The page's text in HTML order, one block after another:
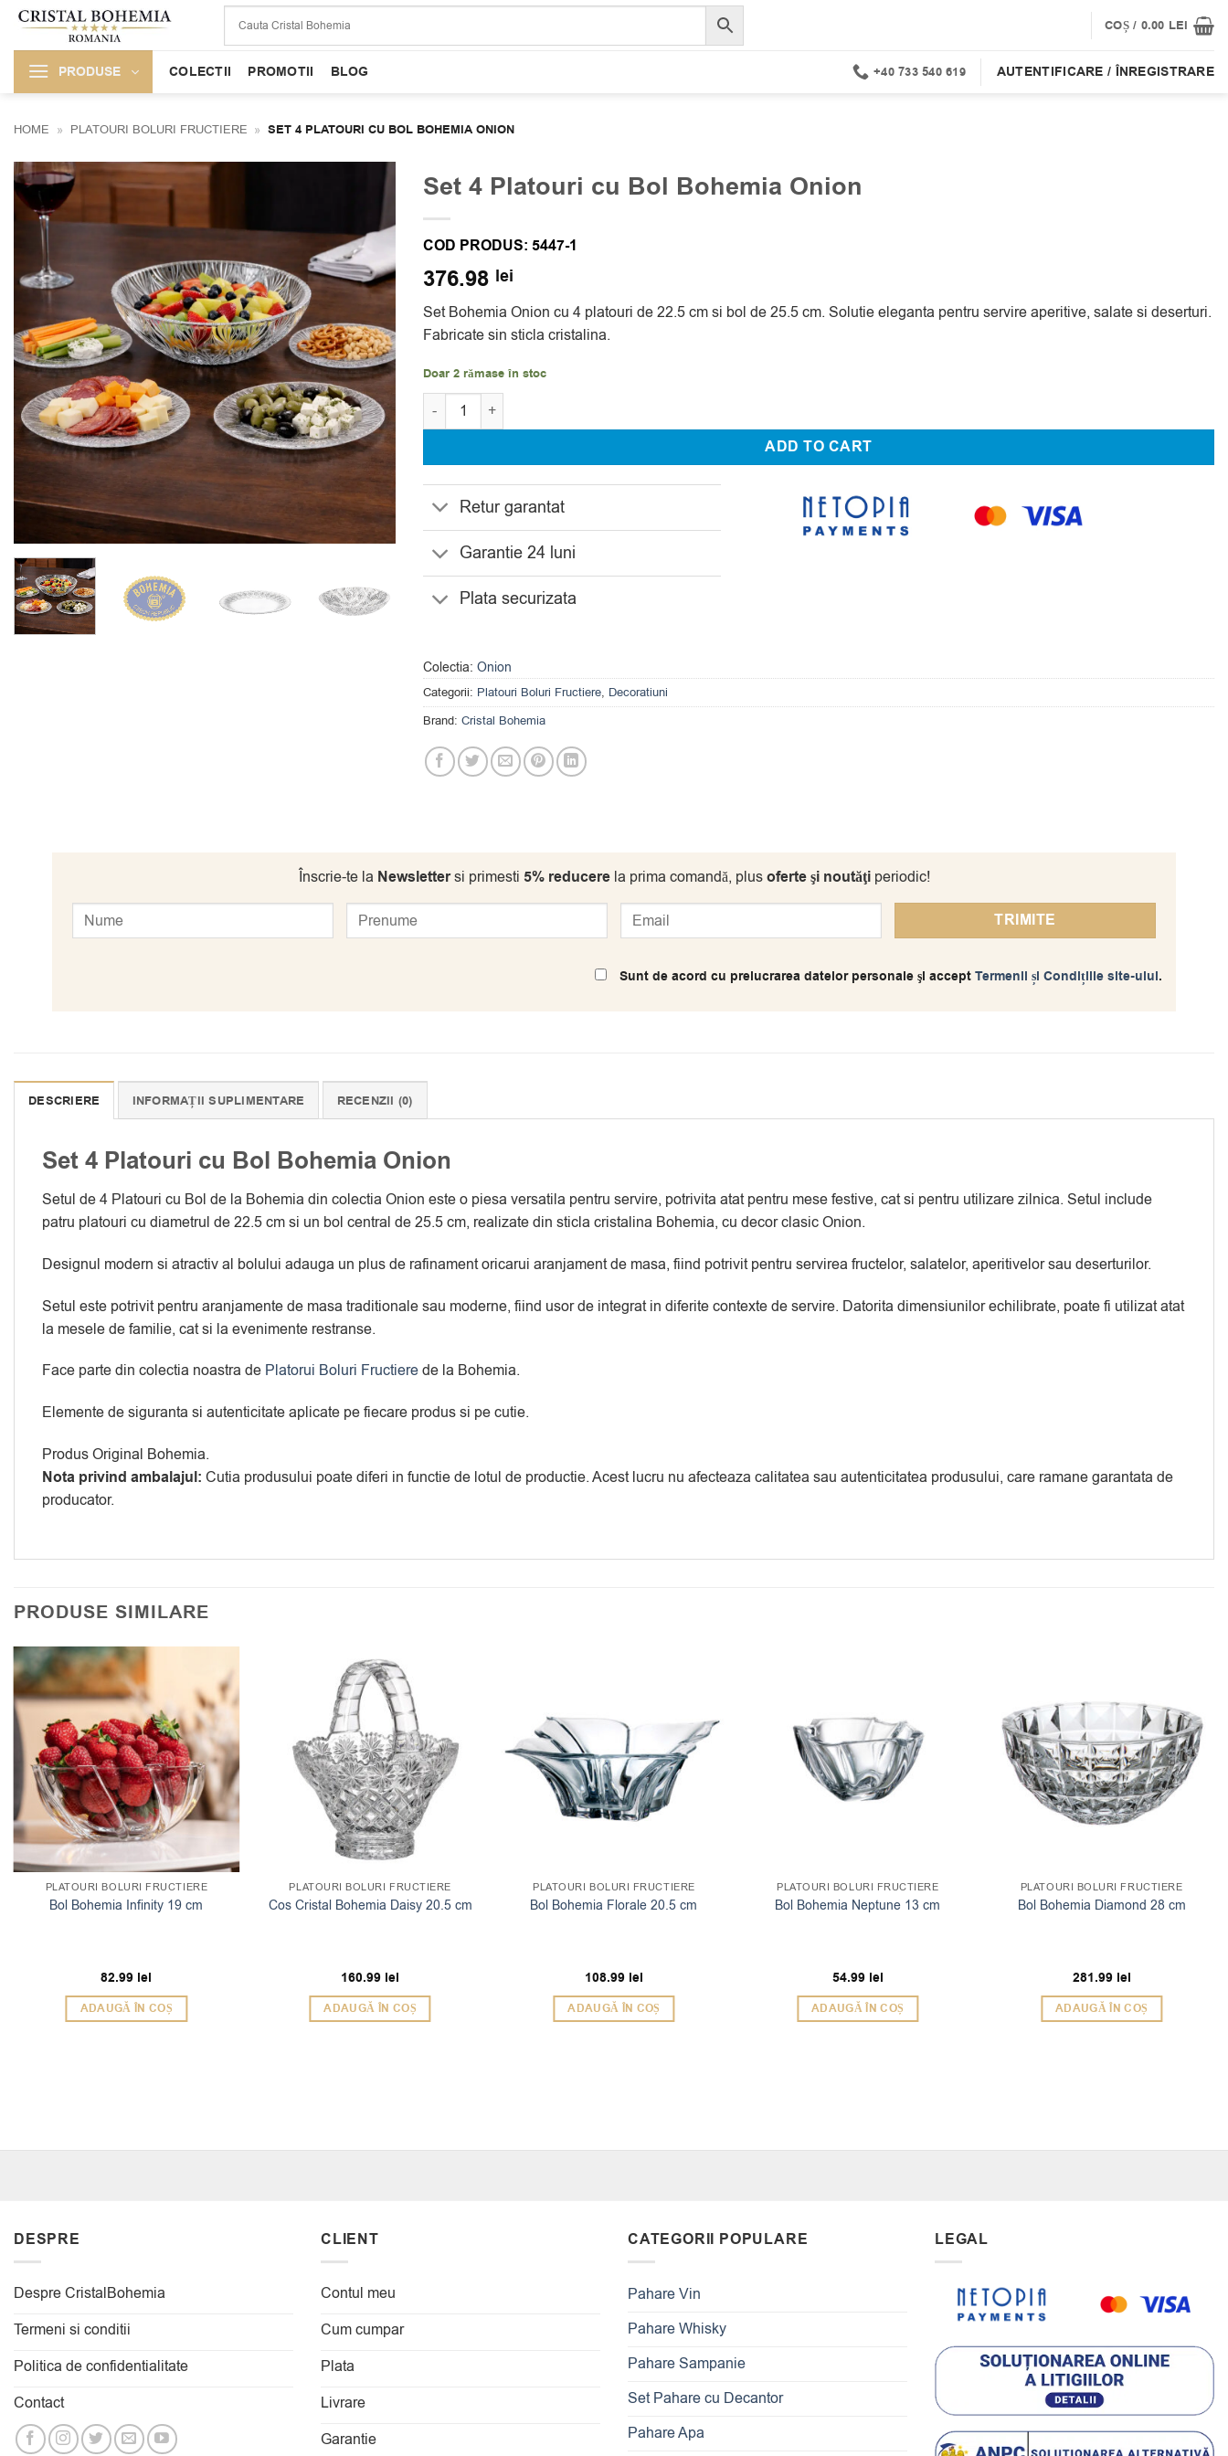
Skip
content
COȘ / 0.00 LEI
PRODUSE COLECTII PROMOTII BLOG +40 733 540 619 AUTENTIFICARE / ÎNREGISTRARE
HOME » PLATOURI BOLURI FRUCTIERE » SET 4 PLATOURI CU BOL BOHEMIA ONION
Set 4 Platouri cu Bol Bohemia Onion
COD PRODUS: 5447-1
376.98 lei
Set Bohemia Onion cu 4 platouri de 22.5 cm si bol de 25.5 cm. Solutie eleganta pentru servire aperitive, salate si deserturi.
Fabricate sin sticla cristalina.
Doar 2 rămase în stoc
Cantitate Set 4 Platouri cu Bol Bohemia Onion
ADD TO CART
Retur garantat
Garantie 24 luni
Plata securizata
Colectia: Onion
Categorii: Platouri Boluri Fructiere, Decoratiuni
Brand: Cristal Bohemia
Înscrie-te la Newslettersi primesti 5% reducerela prima comandă, plusoferte şi noutăţiperiodic!
Sunt de acord cu prelucrarea datelor personale şi acceptTermenii și Condițiile site-ului.
DESCRIERE INFORMAȚII SUPLIMENTARE RECENZII (0)
Set 4 Platouri cu Bol Bohemia Onion
Setul de 4 Platouri cu Bol de la Bohemia din colectia Onion este o piesa versatila pentru servire, potrivita atat pentru mese festive, cat si pentru utilizare zilnica. Setul include
patru platouri cu diametrul de 22.5 cm si un bol central de 25.5 cm, realizate din sticla cristalina Bohemia, cu decor clasic Onion.
Designul modern si atractiv al bolului adauga un plus de rafinament oricarui aranjament de masa, fiind potrivit pentru servirea fructelor, salatelor, aperitivelor sau deserturilor.
Setul este potrivit pentru aranjamente de masa traditionale sau moderne, fiind usor de integrat in diferite contexte de servire. Datorita dimensiunilor echilibrate, poate fi utilizat atat
la mesele de familie, cat si la evenimente restranse.
Face parte din colectia noastra de Platorui Boluri Fructierede la Bohemia.
Elemente de siguranta si autenticitate aplicate pe fiecare produs si pe cutie.
Produs Original Bohemia.
Nota privind ambalajul: Cutia produsului poate diferi in functie de lotul de productie. Acest lucru nu afecteaza calitatea sau autenticitatea produsului, care ramane garantata de
producator.
PRODUSE SIMILARE
PLATOURI BOLURI FRUCTIERE
Bol Bohemia Infinity 19 cm
82.99 lei
ADAUGĂ ÎN COȘ
PLATOURI BOLURI FRUCTIERE
Cos Cristal Bohemia Daisy 20.5 cm
160.99 lei
ADAUGĂ ÎN COȘ
PLATOURI BOLURI FRUCTIERE
Bol Bohemia Florale 20.5 cm
108.99 lei
ADAUGĂ ÎN COȘ
PLATOURI BOLURI FRUCTIERE
Bol Bohemia Neptune 13 cm
54.99 lei
ADAUGĂ ÎN COȘ
PLATOURI BOLURI FRUCTIERE
Bol Bohemia Diamond 28 cm
281.99 lei
ADAUGĂ ÎN COȘ
DESPRE
Despre CristalBohemia
Termeni si conditii
Politica de confidentialitate
Contact
CLIENT
Contul meu
Cum cumpar
Plata
Livrare
Garantie
CATEGORII POPULARE
Pahare Vin
Pahare Whisky
Pahare Sampanie
Set Pahare cu Decantor
Pahare Apa
LEGAL